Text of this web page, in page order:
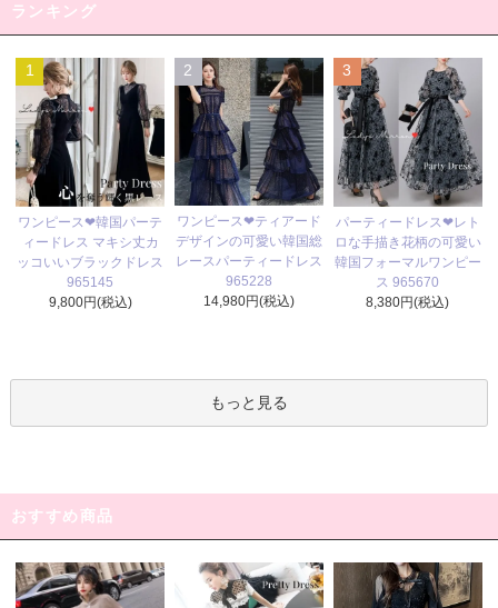
ランキング
1
ワンピース❤韓国パーテ
ィードレス マキシ丈カ
ッコいいブラックドレス
965145
9,800円(税込)
2
ワンピース❤ティアード
デザインの可愛い韓国総
レースパーティードレス
965228
14,980円(税込)
3
パーティードレス❤レト
ロな手描き花柄の可愛い
韓国フォーマルワンピー
ス 965670
8,380円(税込)
もっと見る
おすすめ商品